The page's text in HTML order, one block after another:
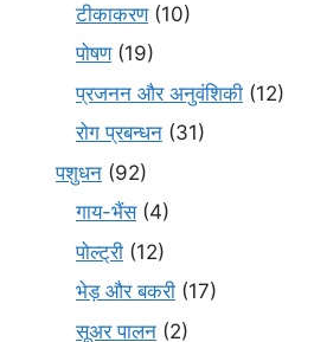
टीकाकरण(10)
पोषण(19)
प्रजनन और अनुवंशिकी (12)
रोग प्रबन्धन (31)
पशुधन (92)
गाय-भैंस(4)
पोल्ट्री (12)
भेड़ और बकरी (17)
सूअर पालन (2)